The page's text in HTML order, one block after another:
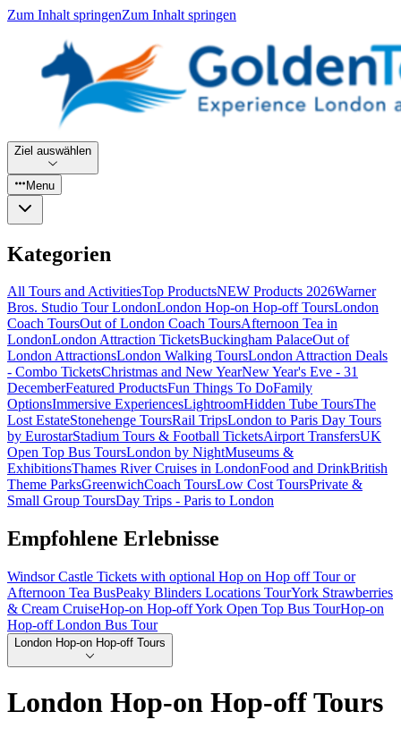
Zum Inhalt springenZum Inhalt springen
Ziel auswählen
Menu
Kategorien
All Tours and ActivitiesTop ProductsNEW Products 2026Warner
Bros. Studio Tour LondonLondon Hop-on Hop-off ToursLondon
Coach ToursOut of London Coach ToursAfternoon Tea in
LondonLondon Attraction TicketsBuckingham PalaceOut of
London AttractionsLondon Walking ToursLondon Attraction Deals
- Combo TicketsChristmas and New YearNew Year's Eve - 31
DecemberFeatured ProductsFun Things To DoFamily
OptionsImmersive ExperiencesLightroomHidden Tube ToursThe
Lost EstateStonehenge ToursRail TripsLondon to Paris Day Tours
by EurostarStadium Tours & Football TicketsAirport TransfersUK
Open Top Bus ToursLondon by NightMuseums &
ExhibitionsThames River Cruises in LondonFood and DrinkBritish
Theme ParksGreenwichCoach ToursLow Cost ToursPrivate &
Small Group ToursDay Trips - Paris to London
Empfohlene Erlebnisse
Windsor Castle Tickets with optional Hop on Hop off Tour or
Afternoon Tea BusPeaky Blinders Locations TourYork Strawberries
& Cream CruiseHop-on Hop-off York Open Top Bus TourHop-on
Hop-off London Bus Tour
London Hop-on Hop-off Tours
London Hop-on Hop-off Tours